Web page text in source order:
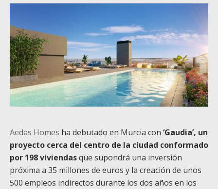
Aedas Homes ha debutado en Murcia con ‘Gaudia’, un
proyecto cerca del centro de la ciudad conformado
por 198 viviendasque supondrá una inversión
próxima a 35 millones de euros y la creación de unos
500 empleos indirectos durante los dos años en los